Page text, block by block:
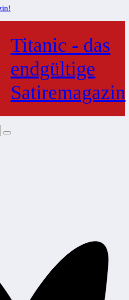
Titanic - das
endgültige
Satiremagazin